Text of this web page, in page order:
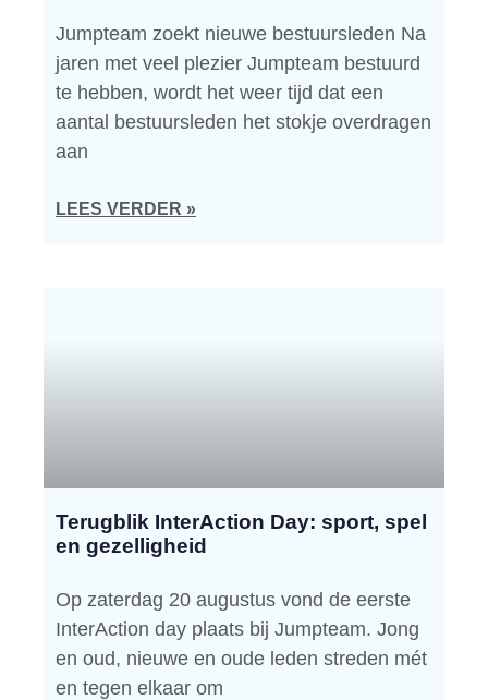
Jumpteam zoekt nieuwe bestuursleden Na
jaren met veel plezier Jumpteam bestuurd
te hebben, wordt het weer tijd dat een
aantal bestuursleden het stokje overdragen
aan
LEES VERDER »
Terugblik InterAction Day: sport, spel
en gezelligheid
Op zaterdag 20 augustus vond de eerste
InterAction day plaats bij Jumpteam. Jong
en oud, nieuwe en oude leden streden mét
en tegen elkaar om